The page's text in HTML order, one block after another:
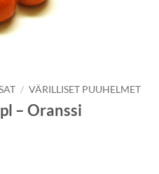
/ VÄRILLISET PUUHELMET
– Oranssi